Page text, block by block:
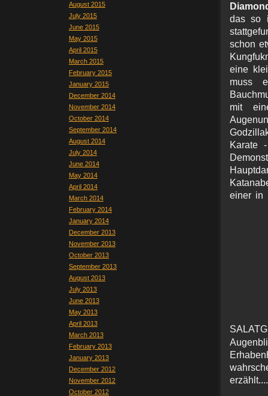
August 2015
July 2015
June 2015
May 2015
April 2015
March 2015
February 2015
January 2015
December 2014
November 2014
October 2014
September 2014
August 2014
July 2014
June 2014
May 2014
April 2014
March 2014
February 2014
January 2014
December 2013
November 2013
October 2013
September 2013
August 2013
July 2013
June 2013
May 2013
April 2013
March 2013
February 2013
January 2013
December 2012
November 2012
October 2012
das so
schon
eine
muss
mit
Karate
einer in